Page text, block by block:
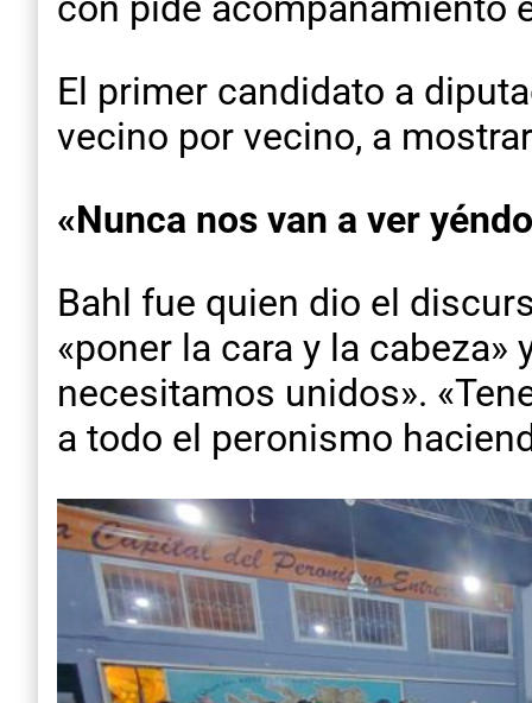
El primer candidato a
vecino por vecino, a
«Nunca nos van a ver
Bahl fue quien dio el
«poner la cara y la
necesitamos unidos».
a todo el peronismo